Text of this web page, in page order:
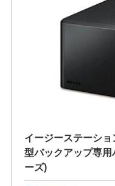
イージーステーシ
型バックアップ専
ーズ)